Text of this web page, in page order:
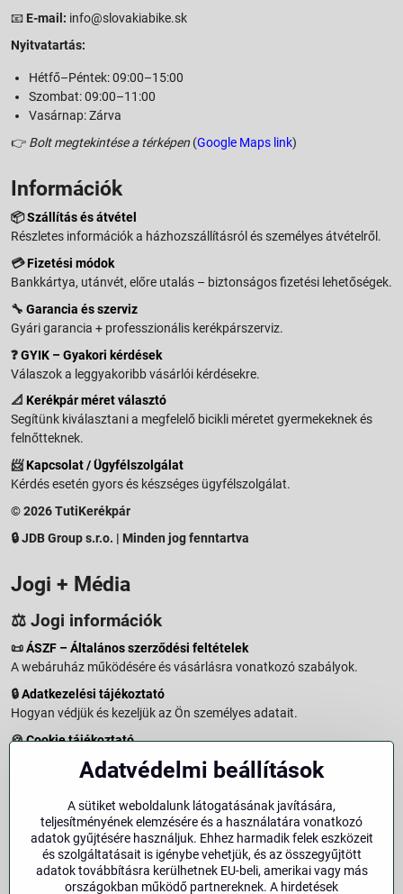
📧 E-mail: info@slovakiabike.sk
Nyitvatartás:
Hétfő–Péntek: 09:00–15:00
Szombat: 09:00–11:00
Vasárnap: Zárva
👉 Bolt megtekintése a térképen (Google Maps link)
Információk
📦Szállítás és átvétel
Részletes információk a házhozszállításról és személyes átvételről.
💳Fizetési módok
Bankkártya, utánvét, előre utalás – biztonságos fizetési lehetőségek.
🔧 Garancia és szerviz
Gyári garancia + professzionális kerékpárszerviz.
❓GYIK – Gyakori kérdések
Válaszok a leggyakoribb vásárlói kérdésekre.
📐 Kerékpár méret választó
Segítünk kiválasztani a megfelelő bicikli méretet gyermekeknek és
felnőtteknek.
📨Kapcsolat / Ügyfélszolgálat
Kérdés esetén gyors és készséges ügyfélszolgálat.
© 2026 TutiKerékpár
🔒 JDB Group s.r.o. | Minden jog fenntartva
Jogi + Média
⚖️ Jogi információk
📜ÁSZF – Általános szerződési feltételek
A webáruház működésére és vásárlásra vonatkozó szabályok.
🔒Adatkezelési tájékoztató
Hogyan védjük és kezeljük az Ön személyes adatait.
🍪Cookie tájékoztató
A weboldalon használt sütikről és adatkezelésről.
Vásárlástól való elállás menete és feltételei.
Elállás a szerződéstől
Impresszum
Üzemeltetői adatok és jogi tudnivalók.
Adatvédelmi beállítások
A sütiket weboldalunk látogatásának javítására,
teljesítményének elemzésére és a használatára vonatkozó
adatok gyűjtésére használjuk. Ehhez harmadik felek eszközeit
és szolgáltatásait is igénybe vehetjük, és az összegyűjtött
adatok továbbításra kerülhetnek EU-beli, amerikai vagy más
országokban működő partnereknek. A hirdetések